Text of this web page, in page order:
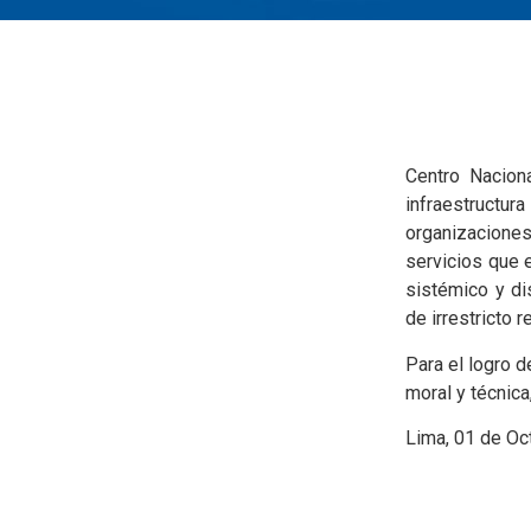
Centro
servicios que
sistémico y
de irrestricto
Para el logro
moral y
Lima, 01 de